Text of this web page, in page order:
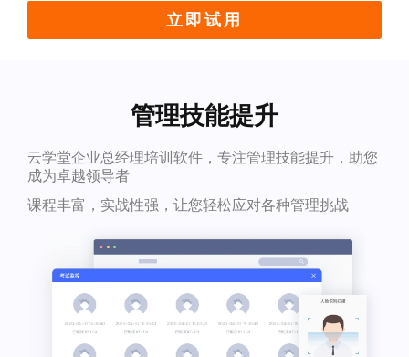
立即试用
管理技能提升
云学堂企业总经理培训软件，专注管理技能提升，助您
成为卓越领导者
课程丰富，实战性强，让您轻松应对各种管理挑战